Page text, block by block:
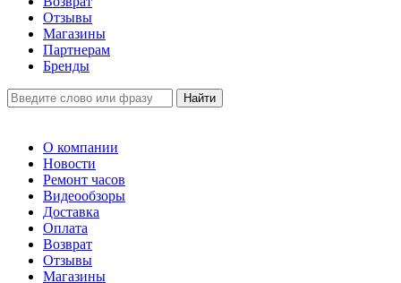
Отзывы
Магазины
Партнерам
Бренды
О компании
Новости
Ремонт часов
Видеообзоры
Доставка
Оплата
Возврат
Отзывы
Магазины